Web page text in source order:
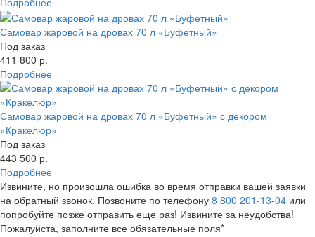
Показать товары
Свернуть фильтр
Золотые
Патинированные
Никелированные
С декором
Самовары Чукотка
Походные
В наборах
Свернуть категории
Свернуть категории
Самовар жаровой на дровах 70 л «Буфетный»
Под заказ
411 800 р.
Подробнее
Самовар жаровой на дровах 70 л «Буфетный» с декором
«Кракелюр»
Под заказ
443 500 р.
Подробнее
Извините, но произошла ошибка во время отправки вашей заявки
на обратный звонок. Позвоните по телефону 8 800 201-13-04 или
попробуйте позже отправить еще раз! Извините за неудобства!
Пожалуйста, заполните все обязательные поля*